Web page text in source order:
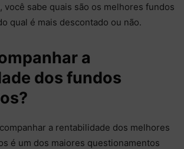
você sabe quais são os melhores fundos
qual é mais descontado ou não.
a
dos fundos
a rentabilidade dos melhores
é um dos maiores questionamentos